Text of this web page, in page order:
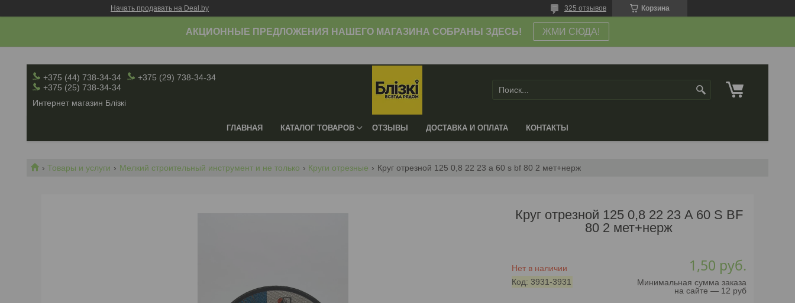
Начать продавать на Deal.by Корзина
325 отзывов
АКЦИОННЫЕ ПРЕДЛОЖЕНИЯ НАШЕГО МАГАЗИНА СОБРАНЫ ЗДЕСЬ! ЖМИ СЮДА!
+375 (44) 738-34-34
+375 (29) 738-34-34
+375 (25) 738-34-34
Интернет магазин Блiзкi
ГЛАВНАЯ КАТАЛОГ ТОВАРОВ ОТЗЫВЫ ДОСТАВКА И ОПЛАТА КОНТАКТЫ
Товары и услуги Мелкий строительный инструмент и не только Круги отрезные Круг отрезной 125 0,8 22 23 a 60 s bf 80 2 мет+нерж
Круг отрезной 125 0,8 22 23 A 60 S BF
80 2 мет+нерж
Нет в наличии
Код: 3931-3931
1,50 руб.
Минимальная сумма заказа
на сайте — 12 руб